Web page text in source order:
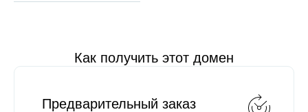
Как получить этот домен
Предварительный заказ